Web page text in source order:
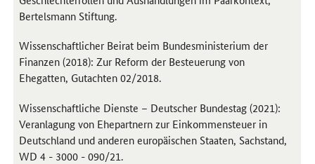
Bertelsmann Stiftung.
Wissenschaftlicher Beirat beim Bundesministerium der
Finanzen (2018): Zur Reform der Besteuerung von
Ehegatten, Gutachten 02/2018.
Wissenschaftliche Dienste – Deutscher Bundestag (2021):
Veranlagung von Ehepartnern zur Einkommensteuer in
Deutschland und anderen europäischen Staaten, Sachstand,
WD 4 - 3000 - 090/21.